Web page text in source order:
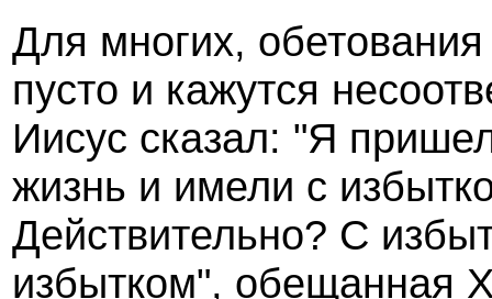
Для многих,
пусто и кажутся
Иисус сказал: "Я
жизнь и имели с
Действительно? С
избытком", обещанная